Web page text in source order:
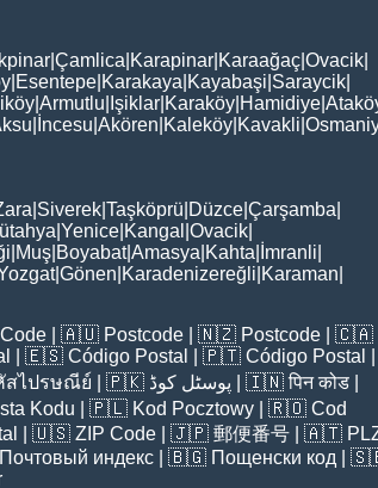
Çamlica Karapinar Karaağaç Ovacik
Esentepe Karakaya Kayabaşi Saraycik
Armutlu Işiklar Karaköy Hamidiye
İncesu Akören Kaleköy Kavakli
Siverek Taşköprü Düzce Çarşamba
Yenice Kangal Ovacik
Muş Boyabat|Amasya Kahta İmranli
|Gönen Karadenizereğli Karaman
| 🇦🇺 Postcode | 🇳🇿 Postcode | 🇨🇦
| 🇪🇸 Código Postal | 🇵🇹 Código Postal
สไปรษณีย์ | 🇵🇰 پوسٹل کوڈ | 🇮🇳पिन कोड
Kodu | 🇵🇱 Kod Pocztowy | 🇷🇴 Cod
| 🇺🇸 ZIP Code | 🇯🇵 郵便番号 | 🇦🇹
Почтовый индекс | 🇧🇬 Пощенски код |